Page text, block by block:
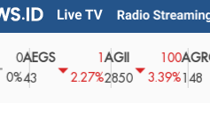
AEGS
43
2.27%
AGII
2850
3.39%
AGRO
148